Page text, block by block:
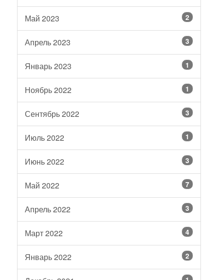
Май 2023 2
Апрель 2023 3
Январь 2023 1
Ноябрь 2022 1
Сентябрь 2022 3
Июль 2022 1
Июнь 2022 3
Май 2022 7
Апрель 2022 3
Март 2022 4
Январь 2022 2